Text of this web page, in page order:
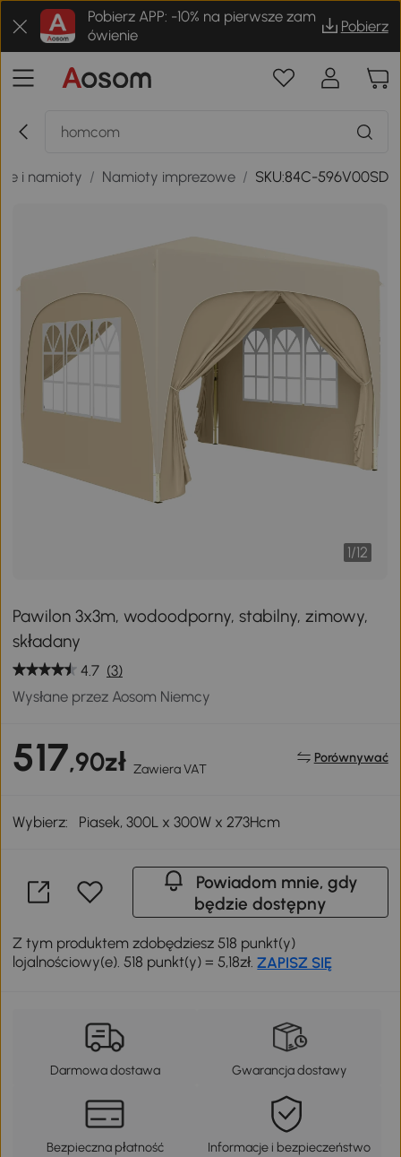
Pobierz APP: -10% na pierwsze zam
ówienie
Pobierz
i namioty / Namioty imprezowe / SKU:84C-596V00SD
1/12
Pawilon 3x3m, wodoodporny, stabilny, zimowy,
składany
4.7 (3)
Wysłane przez Aosom Niemcy
517,90zł Zawiera VAT
Porównywać
Wybierz: Piasek, 300L x 300W x 273Hcm
Powiadom mnie, gdy
będzie dostępny
Z tym produktem zdobędziesz 518 punkt(y)
lojalnościowy(e). 518 punkt(y) = 5,18zł.ZAPISZ SIĘ
Darmowa dostawa Gwarancja dostawy
Bezpieczna płatność Informacje i bezpieczeństwo